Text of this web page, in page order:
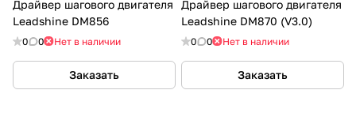
Драйвер шагового двигателя
Leadshine DM870 (V3.0)
0 0 Нет в наличии
Заказать
Драйвер шагового двигателя
Leadshine DM856
0 0 Нет в наличии
Заказать